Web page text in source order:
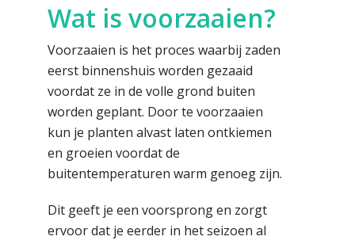
Wat is voorzaaien?
Voorzaaien is het proces waarbij zaden
eerst binnenshuis worden gezaaid
voordat ze in de volle grond buiten
worden geplant. Door te voorzaaien
kun je planten alvast laten ontkiemen
en groeien voordat de
buitentemperaturen warm genoeg zijn.
Dit geeft je een voorsprong en zorgt
ervoor dat je eerder in het seizoen al